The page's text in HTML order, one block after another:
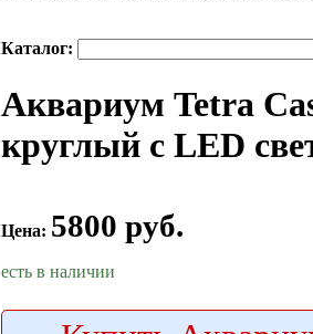
Каталог:
Аквариум Tetra
круглый с LED
Цена: 5800 руб.
есть в наличии